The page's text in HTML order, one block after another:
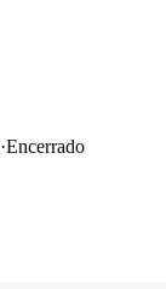
·Encerrado